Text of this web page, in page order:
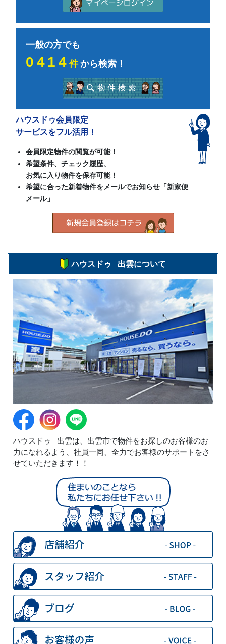
一般の方でも
0414件から検索！
ハウスドゥ会員限定
サービスをフル活用！
会員限定物件の閲覧が可能！
希望条件、チェック履歴、
お気に入り物件を保存可能！
希望に合った新着物件をメールでお知らせ「新家便
メール」
ハウスドゥ 出雲について
ハウスドゥ 出雲は、出雲市で物件をお探しのお客様のお
力になれるよう、社員一同、全力でお客様のサポートをさ
せていただきます！！